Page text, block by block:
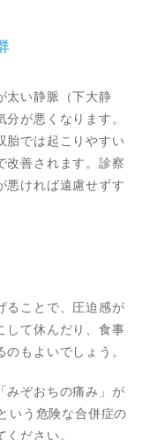
太い静脈（下大静
が悪くなります。
胎では起こりやすい
改善されます。診察
悪ければ遠慮せずす
ることで、圧迫感が
して休んだり、食事
もよいでしょう。
みぞおちの痛み」が
いう危険な合併症の
ださい。